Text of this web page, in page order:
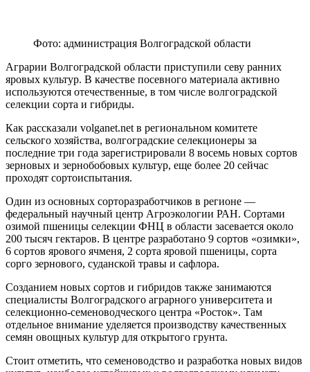
Фото: администрация Волгоградской области
Аграрии Волгоградской области приступили севу ранних
яровых культур. В качестве посевного материала активно
используются отечественные, в том числе волгоградской
селекции сорта и гибриды.
Как рассказали volganet.net в региональном комитете
сельского хозяйства, волгоградские селекционеры за
последние три года зарегистрировали 8 восемь новых сортов
зерновых и зернобобовых культур, еще более 20 сейчас
проходят сортоиспытания.
Один из основных сорторазработчиков в регионе —
федеральный научный центр Агроэкологии РАН. Сортами
озимой пшеницы селекции ФНЦ в области засевается около
200 тысяч гектаров. В центре разработано 9 сортов «озимки»,
6 сортов ярового ячменя, 2 сорта яровой пшеницы, сорта
сорго зернового, суданской травы и сафлора.
Созданием новых сортов и гибридов также занимаются
специалисты Волгоградского аграрного университета и
селекционно-семеноводческого центра «Росток». Там
отдельное внимание уделяется производству качественных
семян овощных культур для открытого грунта.
Стоит отметить, что семеноводство и разработка новых видов